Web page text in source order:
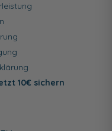
10€ sichern